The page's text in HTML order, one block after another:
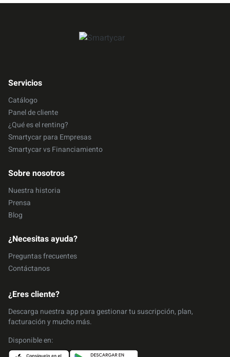
Servicios
Catálogo
Panel de cliente
¿Qué es el renting?
Smartycar para Empresas
Smartycar vs Financiamiento
Sobre nosotros
Nuestra historia
Prensa
Blog
¿Necesitas ayuda?
Preguntas frecuentes
Contáctanos
¿Eres cliente?
Descarga nuestra app para gestionar tu suscripción, plan,
facturación y mucho más.
Disponible en: